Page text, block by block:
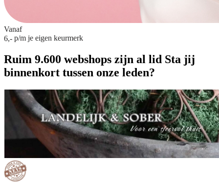
Vanaf
6,- p/m je eigen keurmerk
Ruim 9.600 webshops zijn al lid Sta jij
binnenkort tussen onze leden?